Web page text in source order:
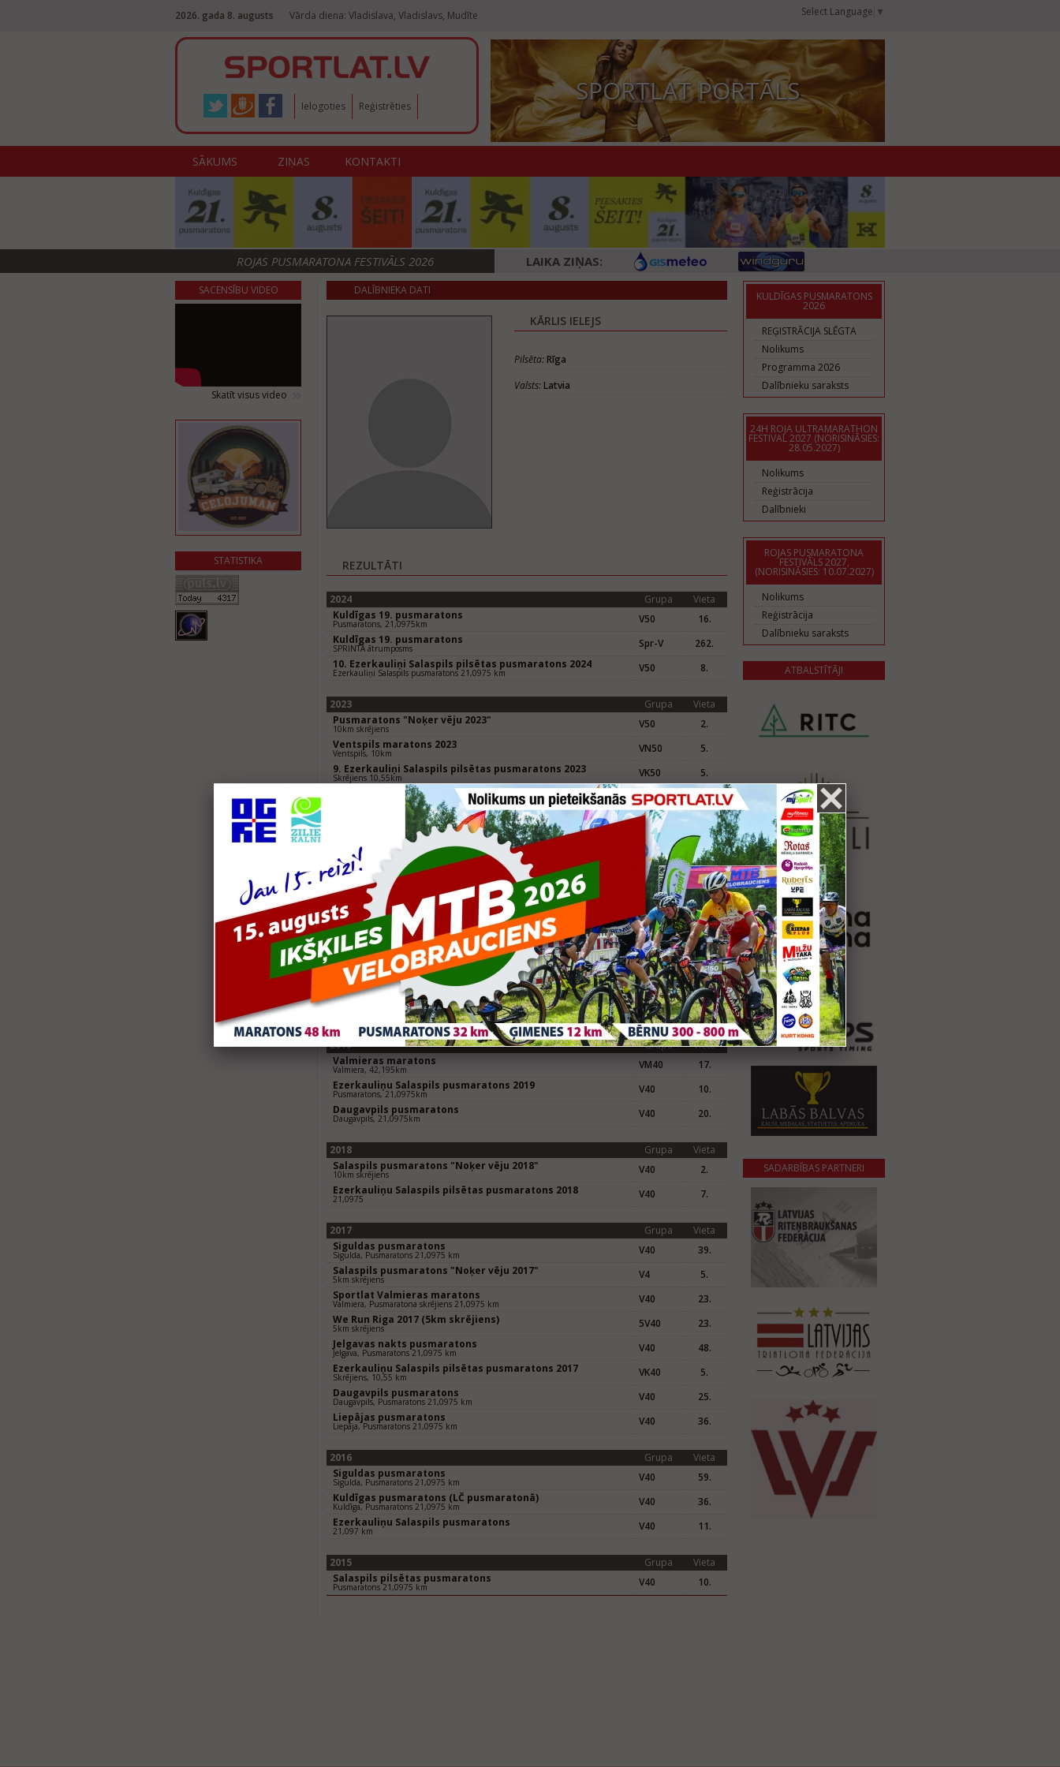
2026. gada 8. augusts Vārda diena: Vladislava, Vladislavs, Mudīte Select Language ▼
Ielogoties Reģistrēties SPORTLAT PORTĀLS
SĀKUMS ZIŅAS KONTAKTI
ROJAS PUSMARATONA FESTIVĀLS 2026 LAIKA ZIŅAS:
SACENSĪBU VIDEO
Skatīt visus video
STATISTIKA
DALĪBNIEKA DATI
KĀRLIS IELEJS
Pilsēta:Rīga
Valsts:Latvia
REZULTĀTI
2024 Grupa
Vieta
Kuldīgas 19. pusmaratons
Pusmaratons, 21,0975km V50
16.
Kuldīgas 19. pusmaratons
SPRINTA ātrumposms Spr-V
262.
10. Ezerkauliņi Salaspils pilsētas pusmaratons 2024
Ezerkauliņi Salaspils pusmaratons 21,0975 km V50 8.
2023 Grupa
Vieta
Pusmaratons "Noķer vēju 2023"
10km skrējiens V50
2.
Ventspils maratons 2023
Ventspils, 10km VN50
5.
9. Ezerkauliņi Salaspils pilsētas pusmaratons 2023
Skrējiens 10,55km VK50 5.
Grupa
Vieta
Skrējiens Piltene 2022, Latvijas čempionāts 10km šosejas
VN50
12.
8. Ezerkauliņi Salaspils pilsētas pusmaratons 2022
Ezerkauliņi pusmaratons 21,0975km V50 9.
2021 Grupa
Vieta
Kuldīgas pusmaratons 2021, skrējienu seriāls "Skrien
Latvija"
10km
VN50 7.
2020 Grupa
Vieta
Salaspils pusmaratons "Noķer vēju 2020"
21km Skrējiens VM40
8.
Salaspils pilsētas pusmaratons 2020
VK40 14.
2019 Grupa
Vieta
Valmieras maratons
Valmiera, 42,195km VM40
17.
Ezerkauliņu Salaspils pusmaratons 2019
Pusmaratons, 21,0975km V40
10.
Daugavpils pusmaratons
Daugavpils, 21,0975km V40 20.
2018 Grupa
Vieta
Salaspils pusmaratons "Noķer vēju 2018"
10km skrējiens V40
2.
Ezerkauliņu Salaspils pilsētas pusmaratons 2018
21,0975 V40 7.
2017 Grupa
Vieta
Siguldas pusmaratons
Sigulda, Pusmaratons 21,0975 km V40
39.
Salaspils pusmaratons "Noķer vēju 2017"
5km skrējiens V4
5.
Sportlat Valmieras maratons
Valmiera, Pusmaratona skrējiens 21,0975 km V40
23.
We Run Riga 2017 (5km skrējiens)
5km skrējiens 5V40
23.
Jelgavas nakts pusmaratons
Jelgava, Pusmaratons 21,0975 km V40
48.
Ezerkauliņu Salaspils pilsētas pusmaratons 2017
Skrējiens, 10,55 km VK40
5.
Daugavpils pusmaratons
Daugavpils, Pusmaratons 21,0975 km V40
25.
Liepājas pusmaratons
Liepāja, Pusmaratons 21,0975 km V40 36.
2016 Grupa
Vieta
Siguldas pusmaratons
Sigulda, Pusmaratons 21,0975 km V40
59.
Kuldīgas pusmaratons (LČ pusmaratonā)
Kuldīga, Pusmaratons 21,0975 km V40
36.
Ezerkauliņu Salaspils pusmaratons
21,097 km V40 11.
2015 Grupa
Vieta
Salaspils pilsētas pusmaratons
Pusmaratons 21,0975 km V40 10.
KULDĪGAS PUSMARATONS
2026
REĢISTRĀCIJA SLĒGTA
Nolikums
Programma 2026
Dalībnieku saraksts
24H ROJA ULTRAMARATHON
FESTIVAL 2027 (NORISINĀSIES:
28.05.2027)
Nolikums
Reģistrācija
Dalībnieki
ROJAS PUSMARATONA
FESTIVĀLS 2027,
(NORISINĀSIES: 10.07.2027)
Nolikums
Reģistrācija
Dalībnieku saraksts
ATBALSTĪTĀJI
SADARBĪBAS PARTNERI